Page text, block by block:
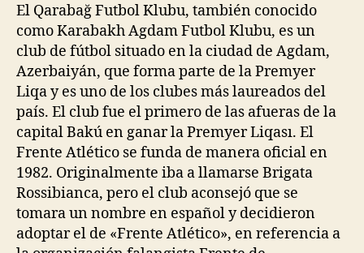
El Qarabağ Futbol Klubu, también conocido
como Karabakh Agdam Futbol Klubu, es un
club de fútbol situado en la ciudad de Agdam,
Azerbaiyán, que forma parte de la Premyer
Liqa y es uno de los clubes más laureados del
país. El club fue el primero de las afueras de la
capital Bakú en ganar la Premyer Liqası. El
Frente Atlético se funda de manera oficial en
1982. Originalmente iba a llamarse Brigata
Rossibianca, pero el club aconsejó que se
tomara un nombre en español y decidieron
adoptar el de «Frente Atlético», en referencia a